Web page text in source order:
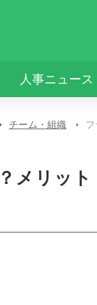
人事ニュース
チーム・組織
メリッ